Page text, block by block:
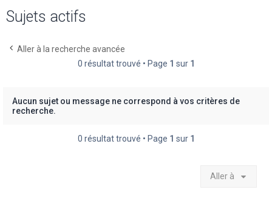
Sujets actifs
Aller à la recherche avancée
0 résultat trouvé • Page 1 sur 1
Aucun sujet ou message ne correspond à vos critères de
recherche.
0 résultat trouvé • Page 1 sur 1
Aller à